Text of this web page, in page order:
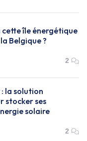
cette île énergétique
Belgique ?
2
la solution
stocker ses
solaire
2